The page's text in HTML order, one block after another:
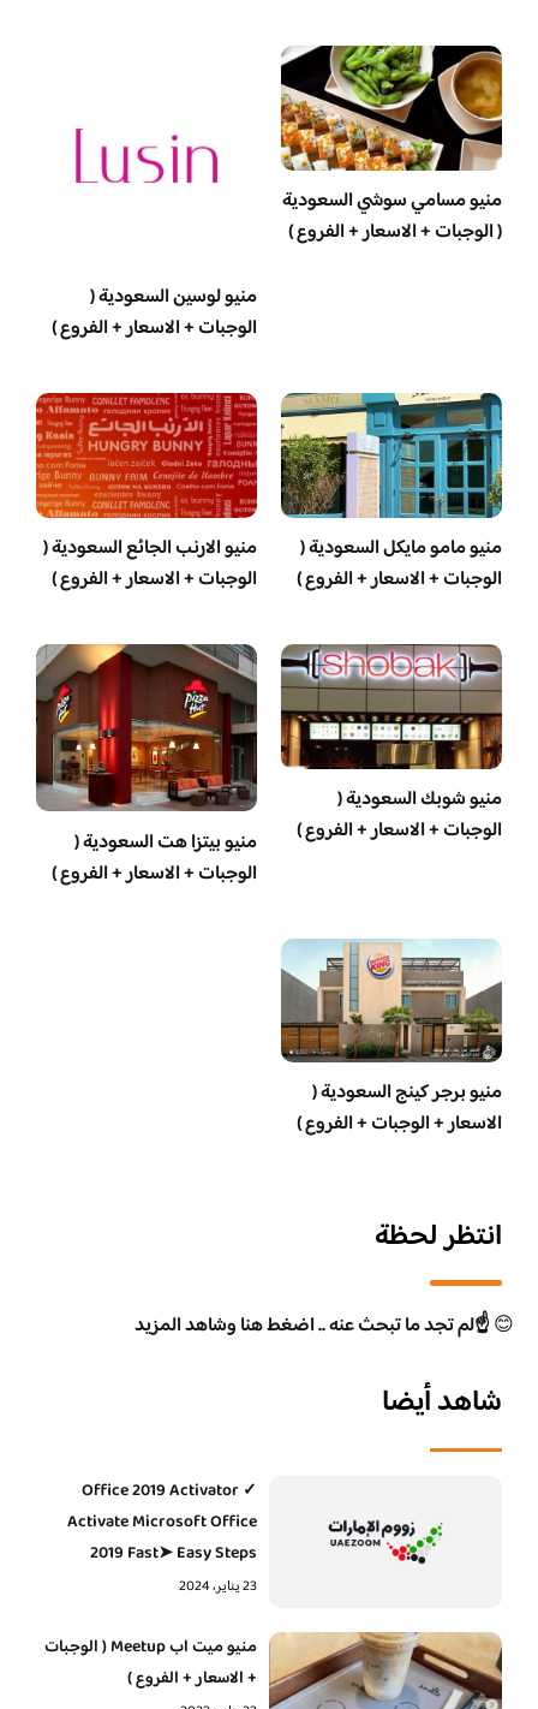
منيو مسامي سوشي السعودية
( الوجبات + الاسعار + الفروع )
منيو لوسين السعودية (
الوجبات + الاسعار + الفروع )
منيو مامو مايكل السعودية (
الوجبات + الاسعار + الفروع )
منيو الارنب الجائع السعودية (
الوجبات + الاسعار + الفروع )
منيو شوبك السعودية (
الوجبات + الاسعار + الفروع )
منيو بيتزا هت السعودية (
الوجبات + الاسعار + الفروع )
منيو برجر كينج السعودية (
الاسعار + الوجبات + الفروع )
انتظر لحظة
😊☝️لم تجد ما تبحث عنه .. اضغط هنا وشاهد المزيد
شاهد أيضا
Office 2019 Activator ✓
Activate Microsoft Office
2019 Fast➤ Easy Steps
23 يناير، 2024
منيو ميت اب Meetup ( الوجبات
+ الاسعار + الفروع )